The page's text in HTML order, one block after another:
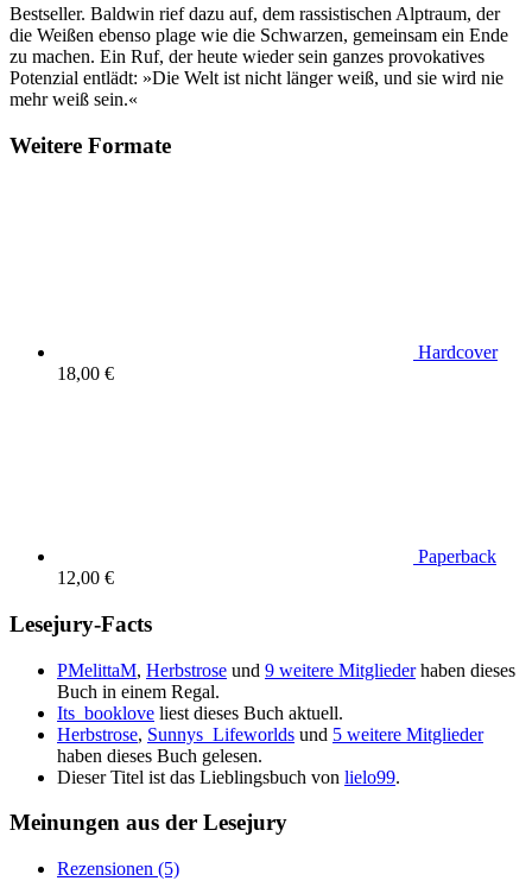
Bestseller. Baldwin rief dazu auf, dem rassistischen Alptraum, der
die Weißen ebenso plage wie die Schwarzen, gemeinsam ein Ende
zu machen. Ein Ruf, der heute wieder sein ganzes provokatives
Potenzial entlädt: »Die Welt ist nicht länger weiß, und sie wird nie
mehr weiß sein.«
Weitere Formate
Hardcover
18,00 €
Paperback
12,00 €
Lesejury-Facts
PMelittaM, Herbstrose und 9 weitere Mitgliederhaben dieses
Buch in einem Regal.
Its_booklove liest dieses Buch aktuell.
Herbstrose, Sunnys_Lifeworlds und 5 weitere Mitglieder
haben dieses Buch gelesen.
Dieser Titel ist das Lieblingsbuch von lielo99.
Meinungen aus der Lesejury
Rezensionen (5)